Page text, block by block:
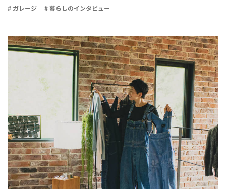
# ガレージ # 暮らしのインタビュー